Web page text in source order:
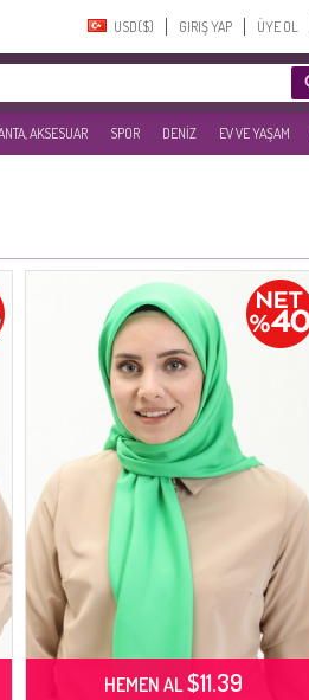
USD($)‎ GIRIŞ YAP ÜYE OL
AKSESUAR SPOR DENİZ EV VE YAŞAM
HEMEN AL$11.39